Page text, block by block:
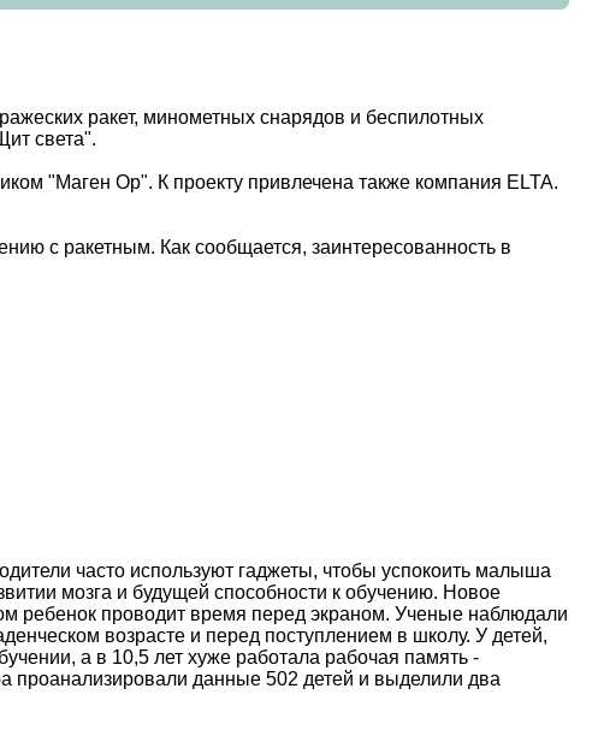
ракет, минометных снарядов и беспилотных
света".
"Маген Ор". К проекту привлечена также компания ELTA.
с ракетным. Как сообщается, заинтересованность в
часто используют гаджеты, чтобы успокоить малыша
мозга и будущей способности к обучению. Новое
ребенок проводит время перед экраном. Ученые наблюдали
возрасте и перед поступлением в школу. У детей,
а в 10,5 лет хуже работала рабочая память -
проанализировали данные 502 детей и выделили два